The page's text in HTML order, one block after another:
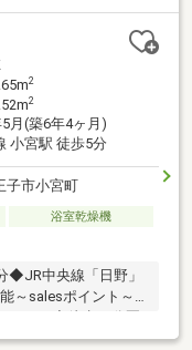
2
2
月(築6年4ヶ月)
小宮駅 徒歩5分
子市小宮町
浴室乾燥機
◆JR中央線「日野」
～salesポイント～
室乾燥機付き◇収納